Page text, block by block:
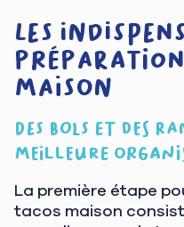
Les
préparation
maison
Des bols et des
meilleure
La première étape
tacos maison